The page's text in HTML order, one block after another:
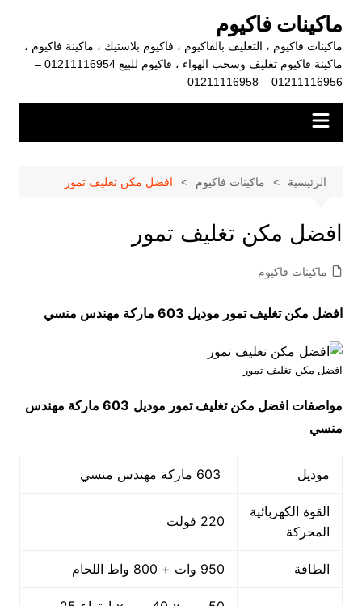
المحتوى
ماكينات فاكيوم
ماكينات فاكيوم ، التغليف بالفاكيوم ، فاكيوم بلاستيك ، ماكينة فاكيوم ،
ماكينة فاكيوم تغليف وسحب الهواء ، فاكيوم للبيع 01211116954 –
01211116956 – 01211116958
الرئيسية ماكينات فاكيوم افضل مكن تغليف تمور
افضل مكن تغليف تمور
ماكينات فاكيوم
افضل مكن تغليف تمور موديل 603 ماركة مهندس منسي
افضل مكن تغليف تمور
مواصفات افضل مكن تغليف تمور موديل
603 ماركة مهندس
منسي
موديل
القوة الكهربائية
المحركة
220 فولت
الطاقة 950 وات + 800 واط اللحام